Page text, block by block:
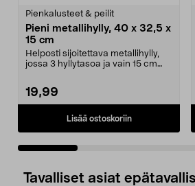
Pienkalusteet & peilit
Pieni metallihylly, 40 x 32,5 x
15 cm
Helposti sijoitettava metallihylly,
jossa 3 hyllytasoa ja vain 15 cm
19,99
Lisää ostoskoriin
Tavalliset asiat